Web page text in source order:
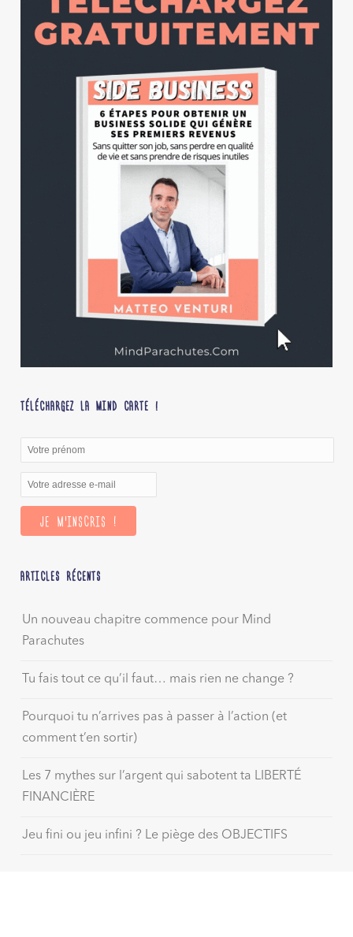
TÉLÉCHARGEZ LA MIND CARTE !
ARTICLES RÉCENTS
Un nouveau chapitre commence pour Mind
Parachutes
Tu fais tout ce qu’il faut… mais rien ne change ?
Pourquoi tu n’arrives pas à passer à l’action (et
comment t’en sortir)
Les 7 mythes sur l’argent qui sabotent ta LIBERTÉ
FINANCIÈRE
Jeu fini ou jeu infini ? Le piège des OBJECTIFS